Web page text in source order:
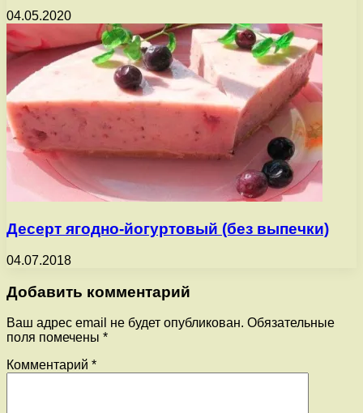
04.05.2020
Десерт ягодно-йогуртовый (без выпечки)
04.07.2018
Добавить комментарий
Ваш адрес email не будет опубликован. Обязательные
поля помечены *
Комментарий *